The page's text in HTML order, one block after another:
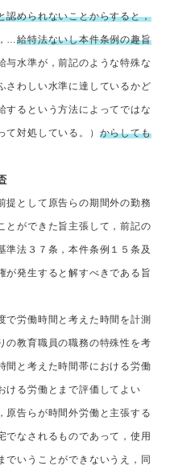
認められないことからすると，
…給特法ないし本件条例の趣旨
与水準が，前記のような特殊な
さわしい水準に達しているかど
するという方法によってではな
て対処している。） からしても
提として原告らの期間外の勤務
とができた旨主張して，前記の
準法３７条，本件条例１５条及
が発生すると解すべきである旨
で労働時間と考えた時間を計測
の教育職員の職務の特殊性を考
間と考えた時間帯における労働
ける労働とまで評価してよい
原告らが時間外労働と主張する
でなされるものであって，使用
でいうことができないうえ，同